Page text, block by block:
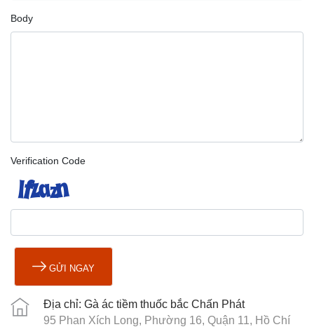
Body
Verification Code
GỬI NGAY
Địa chỉ: Gà ác tiềm thuốc bắc Chấn Phát
95 Phan Xích Long, Phường 16, Quận 11, Hồ Chí